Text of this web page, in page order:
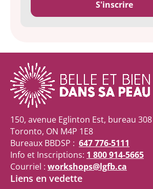
150, avenue Eglinton Est, bureau 308
Toronto, ON M4P 1E8
Bureaux BBDSP : 647 776-5111
Info et Inscriptions: 1 800 914-5665
Courriel : workshops@lgfb.ca
Liens en vedette